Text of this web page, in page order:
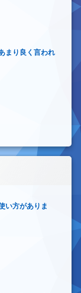
まり良く言われ
い方がありま